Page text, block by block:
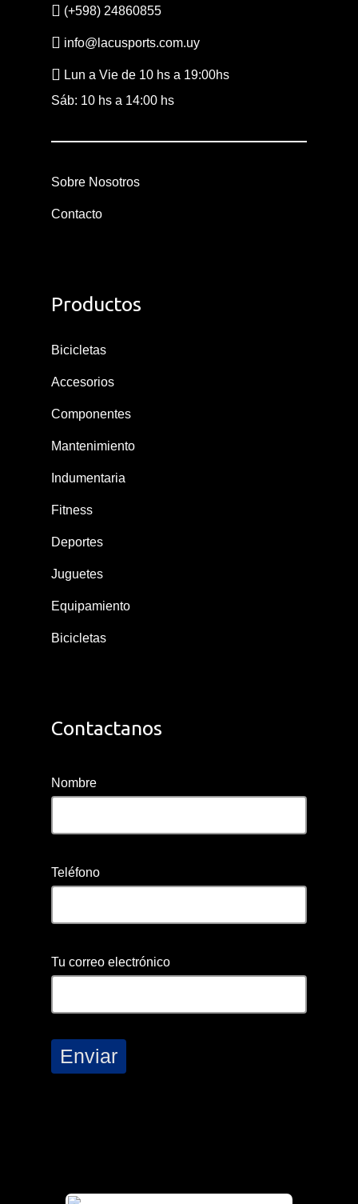
(+598) 24860855
info@lacusports.com.uy
Lun a Vie de 10 hs a 19:00hs
Sáb: 10 hs a 14:00 hs
Sobre Nosotros
Contacto
Productos
Bicicletas
Accesorios
Componentes
Mantenimiento
Indumentaria
Fitness
Deportes
Juguetes
Equipamiento
Bicicletas
Contactanos
Nombre
Teléfono
Tu correo electrónico